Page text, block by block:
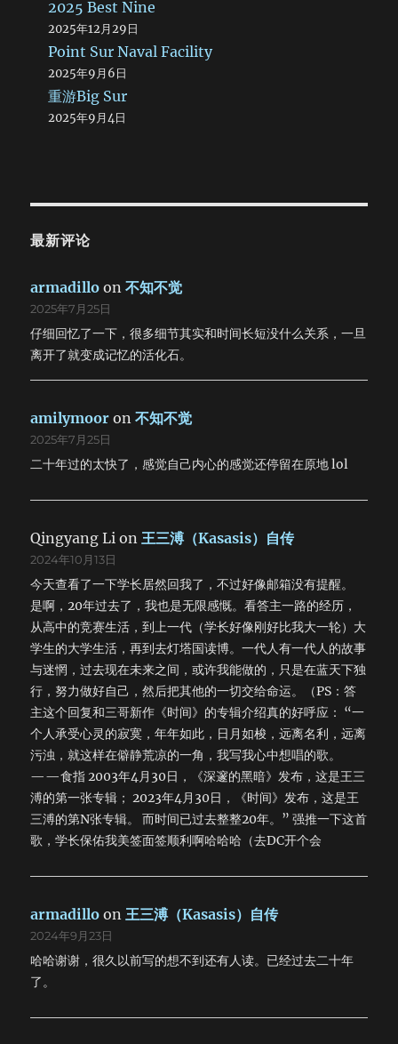
2025 Best Nine
2025年12月29日
Point Sur Naval Facility
2025年9月6日
重游Big Sur
2025年9月4日
最新评论
armadillo on不知不觉
2025年7月25日
仔细回忆了一下，很多细节其实和时间长短没什么关系，一旦
离开了就变成记忆的活化石。
amilymoor on不知不觉
2025年7月25日
二十年过的太快了，感觉自己内心的感觉还停留在原地 lol
Qingyang Li on 王三溥（Kasasis）自传
2024年10月13日
今天查看了一下学长居然回我了，不过好像邮箱没有提醒。
是啊，20年过去了，我也是无限感慨。看答主一路的经历，
从高中的竞赛生活，到上一代（学长好像刚好比我大一轮）大
学生的大学生活，再到去灯塔国读博。一代人有一代人的故事
与迷惘，过去现在未来之间，或许我能做的，只是在蓝天下独
行，努力做好自己，然后把其他的一切交给命运。（PS：答
主这个回复和三哥新作《时间》的专辑介绍真的好呼应： “一
个人承受心灵的寂寞，年年如此，日月如梭，远离名利，远离
污浊，就这样在僻静荒凉的一角，我写我心中想唱的歌。
——食指 2003年4月30日，《深邃的黑暗》发布，这是王三
溥的第一张专辑； 2023年4月30日，《时间》发布，这是王
三溥的第N张专辑。 而时间已过去整整20年。” 强推一下这首
歌，学长保佑我美签面签顺利啊哈哈哈（去DC开个会
armadillo on 王三溥（Kasasis）自传
2024年9月23日
哈哈谢谢，很久以前写的想不到还有人读。已经过去二十年
了。